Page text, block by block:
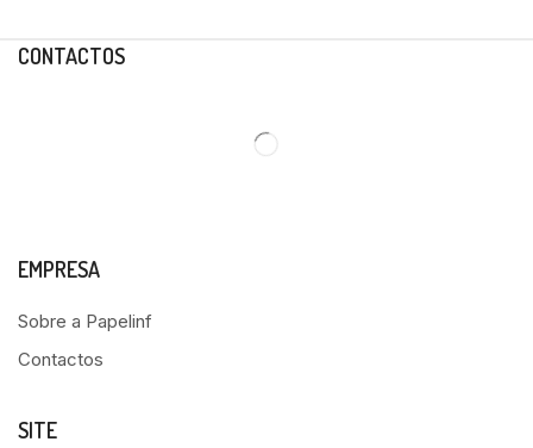
CONTACTOS
EMPRESA
Sobre a Papelinf
Contactos
SITE